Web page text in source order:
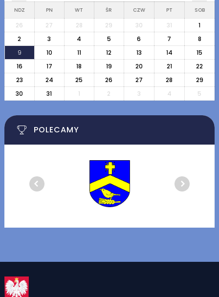
NDZ PN WT ŚR CZW PT SOB
26 27 28 29 30 31
1
2
3 4 5 6 7
8
9
10 11 12 13 14
15
16
17 18 19 20 21
22
23
24 25 26 27 28
29
30
31 1 2 3 4 5
POLECAMY